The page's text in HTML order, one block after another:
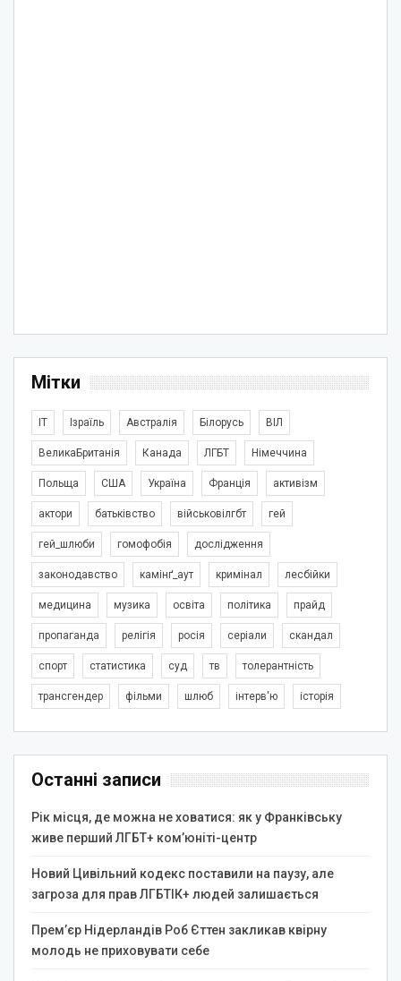
Мітки
IT Ізраїль Австралія Білорусь ВІЛ
ВеликаБританія Канада ЛГБТ Німеччина
Польща США Україна Франція активізм
актори батьківство військовілгбт гей
гей_шлюби гомофобія дослідження
законодавство камінґ_аут кримінал лесбійки
медицина музика освіта політика прайд
пропаганда релігія росія серіали скандал
спорт статистика суд тв толерантність
трансгендер фільми шлюб інтерв'ю історія
Останні записи
Рік місця, де можна не ховатися: як у Франківську
живе перший ЛГБТ+ ком’юніті-центр
Новий Цивільний кодекс поставили на паузу, але
загроза для прав ЛГБТІК+ людей залишається
Прем’єр Нідерландів Роб Єттен закликав квірну
молодь не приховувати себе